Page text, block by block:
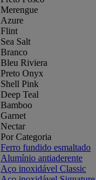
Merengue
Azure
Flint
Sea Salt
Branco
Bleu Riviera
Preto Onyx
Shell Pink
Deep Teal
Bamboo
Garnet
Nectar
Por Categoria
Ferro fundido esmaltado
Alumínio antiaderente
Aço inoxidável Classic